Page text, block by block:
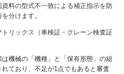
料の型式不一致による補正指示を防
分けます。
リックス（車検証・クレーン検査証
機械の「機種」と「保有形態」の組
ており、不足が1点でもあると審査